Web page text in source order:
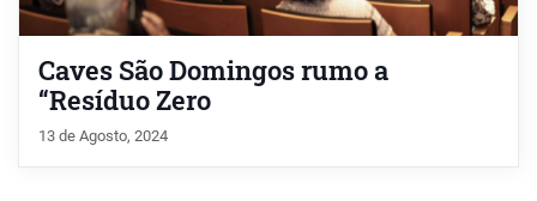
Caves São Domingos rumo a
“Resíduo Zero
13 de Agosto, 2024